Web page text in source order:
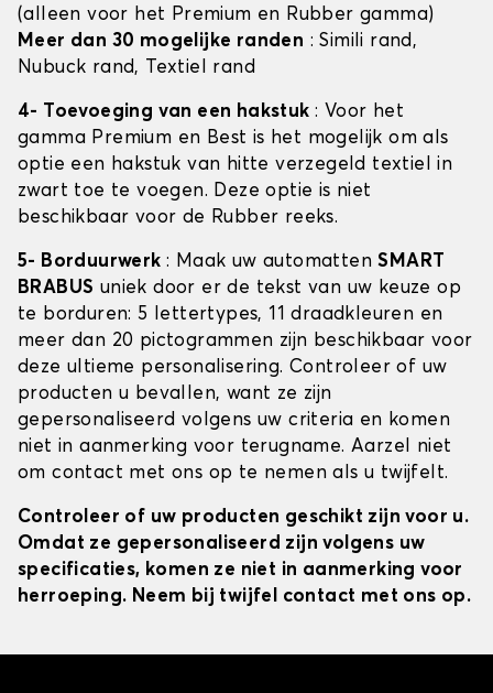
(alleen voor het Premium en Rubber gamma)
Meer dan 30 mogelijke randen : Simili rand,
Nubuck rand, Textiel rand
4- Toevoeging van een hakstuk : Voor het
gamma Premium en Best is het mogelijk om als
optie een hakstuk van hitte verzegeld textiel in
zwart toe te voegen. Deze optie is niet
beschikbaar voor de Rubber reeks.
5- Borduurwerk : Maak uw automattenSMART
BRABUS uniek door er de tekst van uw keuze op
te borduren: 5 lettertypes, 11 draadkleuren en
meer dan 20 pictogrammen zijn beschikbaar voor
deze ultieme personalisering. Controleer of uw
producten u bevallen, want ze zijn
gepersonaliseerd volgens uw criteria en komen
niet in aanmerking voor terugname. Aarzel niet
om contact met ons op te nemen als u twijfelt.
Controleer of uw producten geschikt zijn voor u.
Omdat ze gepersonaliseerd zijn volgens uw
specificaties, komen ze niet in aanmerking voor
herroeping. Neem bij twijfel contact met ons op.